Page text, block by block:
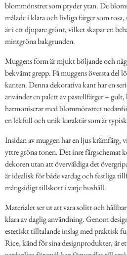
blommönstret som pryder ytan. De
målade i klara och livliga färger som
är i ett djupare grönt, vilket skapar en
mintgröna bakgrunden.
Muggens form är mjukt böljande och
bekvämt grepp. På muggens översta del
kanten. Denna dekorativa kant har en
använder en palett av pastellfärger –
harmoniserar med blommönstret
en lekfull och unik karaktär som är
Insidan av muggen har en ljus
yttre gröna tonen. Det inre färgschemat
dekoren utan att överväldiga det
är idealisk för både vardag och festliga
mångsidigt tillskott i varje hushåll.
Materialet ser ut att vara solitt och
klara av daglig användning. Genom
estetiskt tilltalande inslag med praktisk
Rice, känd för sina designprodukter, är